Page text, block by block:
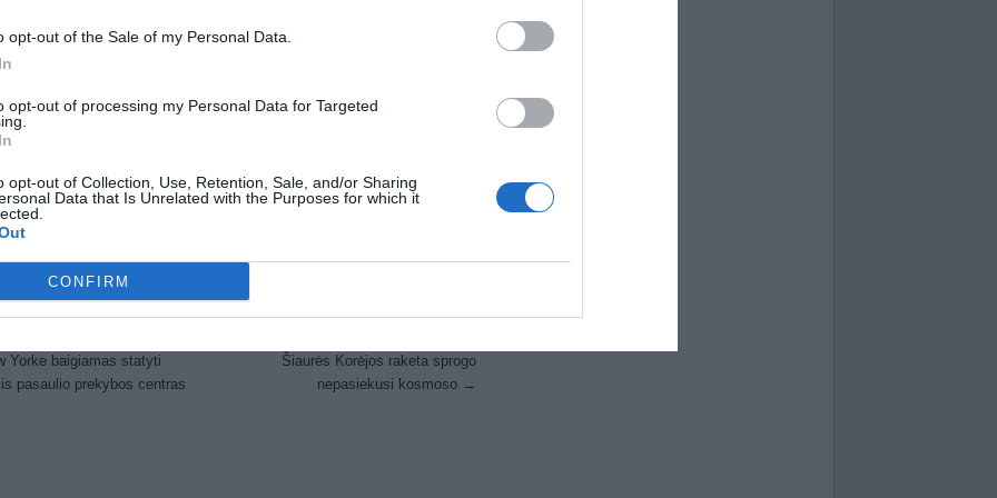
opt-out of the Sale of my Personal Data.
opt-out of processing my Personal Data for Targeted
opt-out of Collection, Use, Retention, Sale, and/or Sharing
Data that Is Unrelated with the Purposes for which it
CONFIRM
Views:1,669
navigation
Yorke baigiamas statyti
pasaulio prekybos centras
Šiaurės Korėjos raketa sprogo
nepasiekusi kosmoso →